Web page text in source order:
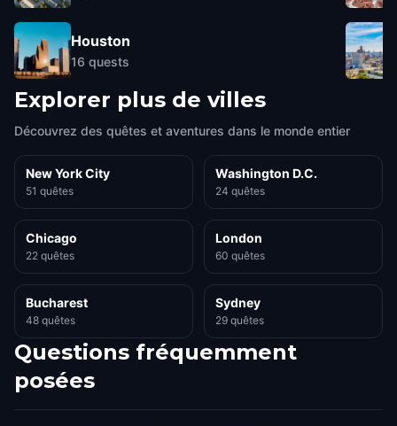
Houston
16 quests
Explorer plus de villes
Découvrez des quêtes et aventures dans le monde entier
New York City
51 quêtes
Washington D.C.
24 quêtes
Chicago
22 quêtes
London
60 quêtes
Bucharest
48 quêtes
Sydney
29 quêtes
Questions fréquemment
posées